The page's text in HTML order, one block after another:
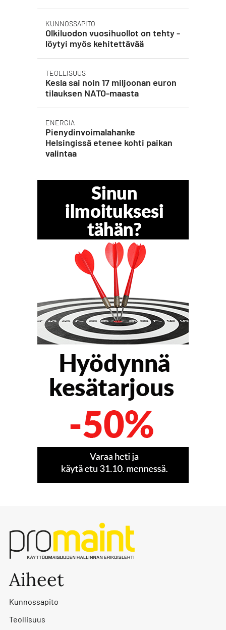
KUNNOSSAPITO
Olkiluodon vuosihuollot on tehty -
löytyi myös kehitettävää
TEOLLISUUS
Kesla sai noin 17 miljoonan euron
tilauksen NATO-maasta
ENERGIA
Pienydinvoimalahanke
Helsingissä etenee kohti paikan
valintaa
Aiheet
Kunnossapito
Teollisuus